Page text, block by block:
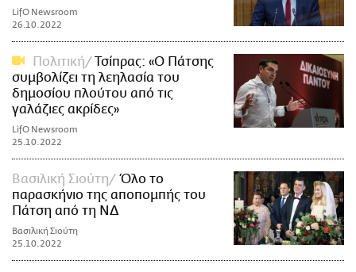
LifO Newsroom
26.10.2022
Πολιτική
Τσίπρας: «Ο Πάτσης
συμβολίζει τη λεηλασία του
δημοσίου πλούτου από τις
γαλάζιες ακρίδες»
LifO Newsroom
25.10.2022
Βασιλική Σιούτη
Όλο το
παρασκήνιο της αποπομπής του
Πάτση από τη ΝΔ
Βασιλική Σιούτη
25.10.2022